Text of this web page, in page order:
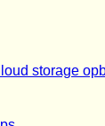
storage